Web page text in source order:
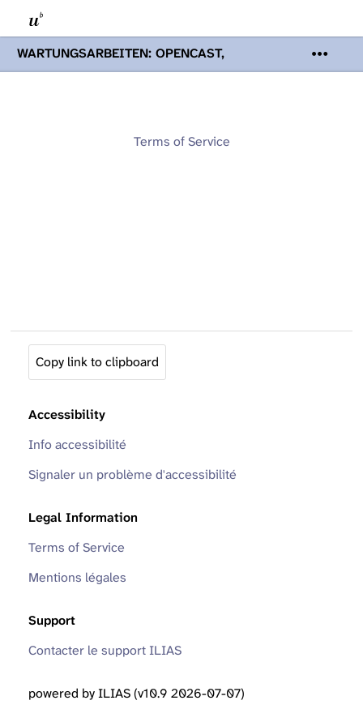
WARTUNGSARBEITEN: OPENCAST,
PODCASTS & TOBIRA
Mi 19. August
Opencast-Videos und Tobira nicht zur
Terms of Service
Copy link to clipboard
Accessibility
Info accessibilité
Signaler un problème d'accessibilité
Legal Information
Terms of Service
Mentions légales
Support
Contacter le support ILIAS
powered by ILIAS (v10.9 2026-07-07)